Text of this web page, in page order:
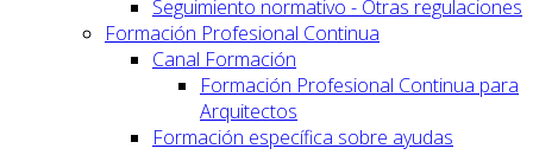
Seguimiento normativo - Otras regulaciones
Formación Profesional Continua
Canal Formación
Formación Profesional Continua para
Arquitectos
Formación específica sobre ayudas